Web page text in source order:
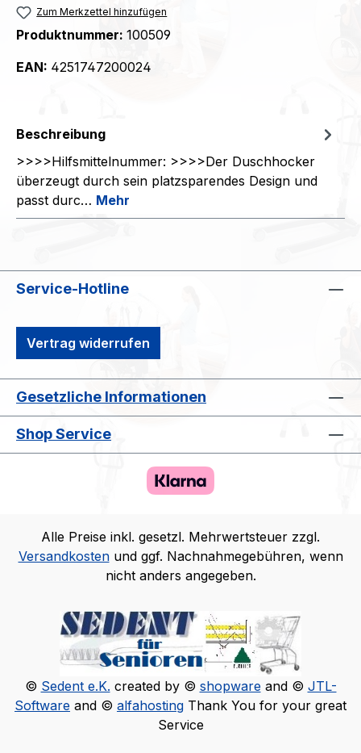
Zum Merkzettel hinzufügen
Produktnummer: 100509
EAN: 4251747200024
Beschreibung
>>>>Hilfsmittelnummer: >>>>Der Duschhocker
überzeugt durch sein platzsparendes Design und
passt durc… Mehr
Service-Hotline
Vertrag widerrufen
Gesetzliche Informationen
Shop Service
Alle Preise inkl. gesetzl. Mehrwertsteuer zzgl.
Versandkostenund ggf. Nachnahmegebühren, wenn
nicht anders angegeben.
© Sedent e.K. created by © shopwareand © JTL-
Software and © alfahosting Thank You for your great
Service